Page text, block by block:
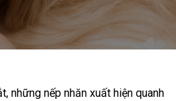
những nếp nhăn xuất hiện quanh